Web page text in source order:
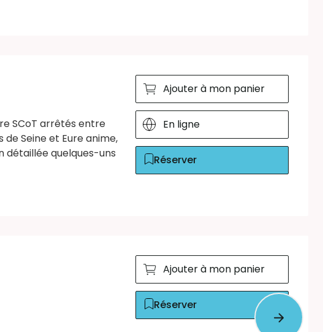
SCoT arrêtés entre
de Seine et Eure anime,
détaillée quelques-uns
Ajouter à mon panier
En ligne
Réserver
Ajouter à mon panier
Réserver